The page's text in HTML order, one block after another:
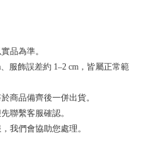
品為準。
服飾誤差約 1–2 cm，皆屬正常範
商品備齊後一併出貨。
聯繫客服確認。
我們會協助您處理。